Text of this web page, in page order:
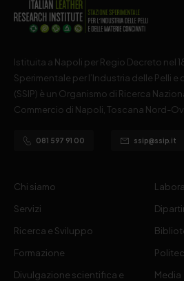
Istituita a Napoli per Regio Decreto nel
Sperimentale per l’Industria delle Pelli
(SSIP) è un Organismo di Ricerca
Commercio di Napoli, Toscana Nord-
081 597 91 00 ssip@ssip.it
Chi siamo
Servizi
Ricerca e Sviluppo
Formazione
Divulgazione scientifica e
Media